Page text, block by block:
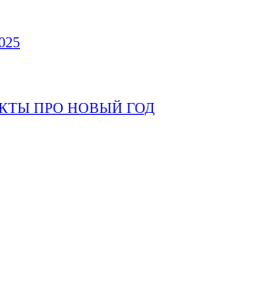
ПРО НОВЫЙ ГОД